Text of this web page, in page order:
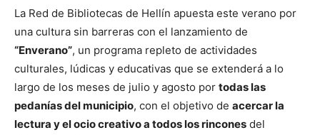
La Red de Bibliotecas de Hellín apuesta este verano por
una cultura sin barreras con el lanzamiento de
“Enverano”, un programa repleto de actividades
culturales, lúdicas y educativas que se extenderá a lo
largo de los meses de julio y agosto por todas las
pedanías del municipio, con el objetivo de acercar la
lectura y el ocio creativo a todos los rincones del